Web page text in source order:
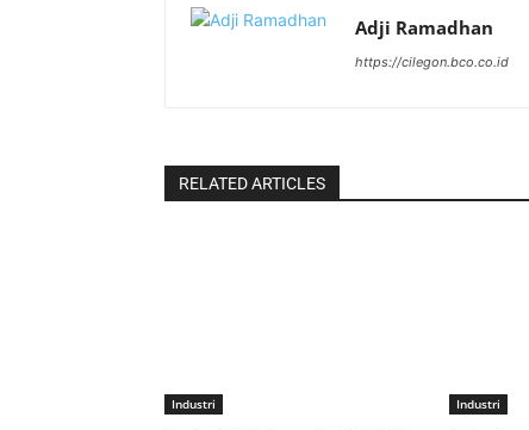
Adji Ramadhan
https://cilegon.bco.co.id
RELATED ARTICLES
Industri Industri